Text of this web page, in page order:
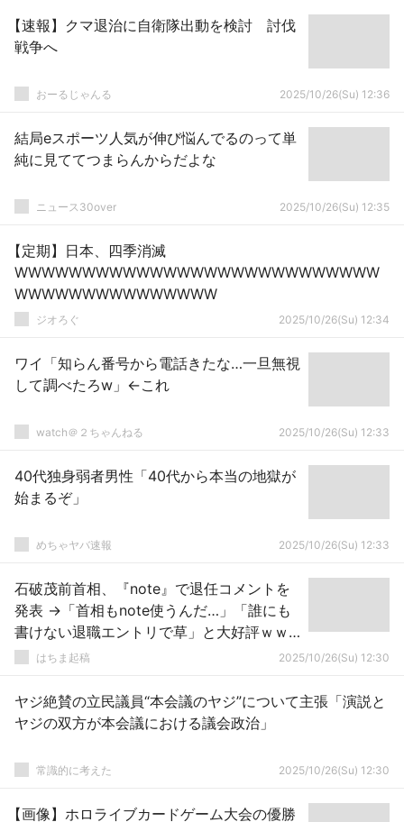
【速報】クマ退治に自衛隊出動を検討 討伐
戦争へ
おーるじゃんる 2025/10/26(Su) 12:36
結局eスポーツ人気が伸び悩んでるのって単
純に見ててつまらんからだよな
ニュース30over 2025/10/26(Su) 12:35
【定期】日本、四季消滅
WWWWWWWWWWWWWWWWWWWWWWWWWWW
WWWWWWWWWWWWWWW
ジオろぐ 2025/10/26(Su) 12:34
ワイ「知らん番号から電話きたな…一旦無視
して調べたろw」←これ
watch＠２ちゃんねる 2025/10/26(Su) 12:33
40代独身弱者男性「40代から本当の地獄が
始まるぞ」
めちゃヤバ速報 2025/10/26(Su) 12:33
石破茂前首相、『note』で退任コメントを
発表 →「首相もnote使うんだ…」「誰にも
書けない退職エントリで草」と大好評ｗｗ
ｗｗｗｗ
はちま起稿 2025/10/26(Su) 12:30
ヤジ絶賛の立民議員“本会議のヤジ”について主張「演説と
ヤジの双方が本会議における議会政治」
常識的に考えた 2025/10/26(Su) 12:30
【画像】ホロライブカードゲーム大会の優勝